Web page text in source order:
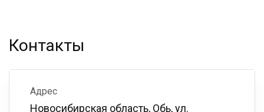
Контакты
Адрес
Новосибирская область, Обь, ул.